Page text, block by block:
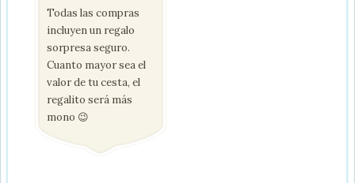
Todas las compras
incluyen un regalo
sorpresa seguro.
Cuanto mayor sea el
valor de tu cesta, el
regalito será más
mono 😉